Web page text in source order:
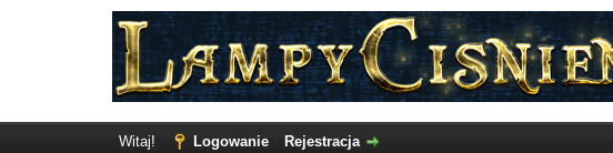
Witaj! Logowanie Rejestracja